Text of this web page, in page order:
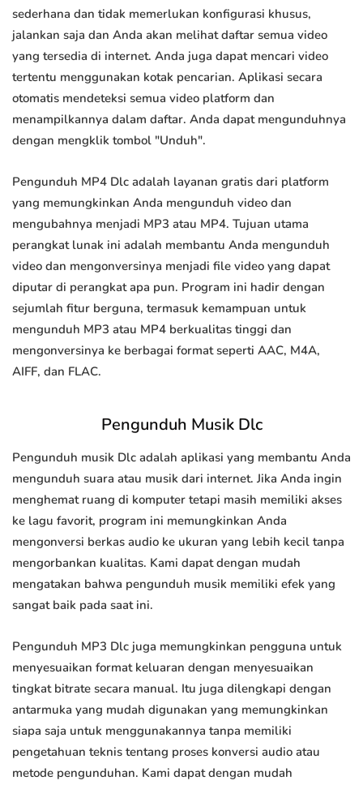
sederhana dan tidak memerlukan konfigurasi khusus,
jalankan saja dan Anda akan melihat daftar semua video
yang tersedia di internet. Anda juga dapat mencari video
tertentu menggunakan kotak pencarian. Aplikasi secara
otomatis mendeteksi semua video platform dan
menampilkannya dalam daftar. Anda dapat mengunduhnya
dengan mengklik tombol "Unduh".
Pengunduh MP4 Dlc adalah layanan gratis dari platform
yang memungkinkan Anda mengunduh video dan
mengubahnya menjadi MP3 atau MP4. Tujuan utama
perangkat lunak ini adalah membantu Anda mengunduh
video dan mengonversinya menjadi file video yang dapat
diputar di perangkat apa pun. Program ini hadir dengan
sejumlah fitur berguna, termasuk kemampuan untuk
mengunduh MP3 atau MP4 berkualitas tinggi dan
mengonversinya ke berbagai format seperti AAC, M4A,
AIFF, dan FLAC.
Pengunduh Musik Dlc
Pengunduh musik Dlc adalah aplikasi yang membantu Anda
mengunduh suara atau musik dari internet. Jika Anda ingin
menghemat ruang di komputer tetapi masih memiliki akses
ke lagu favorit, program ini memungkinkan Anda
mengonversi berkas audio ke ukuran yang lebih kecil tanpa
mengorbankan kualitas. Kami dapat dengan mudah
mengatakan bahwa pengunduh musik memiliki efek yang
sangat baik pada saat ini.
Pengunduh MP3 Dlc juga memungkinkan pengguna untuk
menyesuaikan format keluaran dengan menyesuaikan
tingkat bitrate secara manual. Itu juga dilengkapi dengan
antarmuka yang mudah digunakan yang memungkinkan
siapa saja untuk menggunakannya tanpa memiliki
pengetahuan teknis tentang proses konversi audio atau
metode pengunduhan. Kami dapat dengan mudah